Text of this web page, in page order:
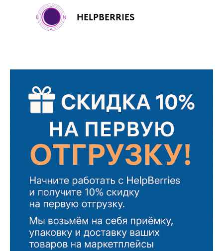
HELPBERRIES
+7 (499) 460-00-92